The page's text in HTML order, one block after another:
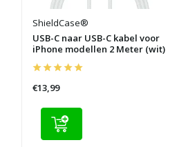
ShieldCase®
USB-C naar USB-C kabel voor
iPhone modellen 2 Meter (wit)
€13,99